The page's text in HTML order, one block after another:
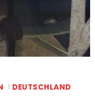
DEUTSCHLAND